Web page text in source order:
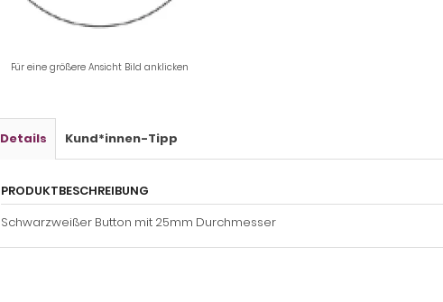
Für eine größere Ansicht Bild anklicken
Details Kund*innen-Tipp
PRODUKTBESCHREIBUNG
Schwarzweißer Button mit 25mm Durchmesser